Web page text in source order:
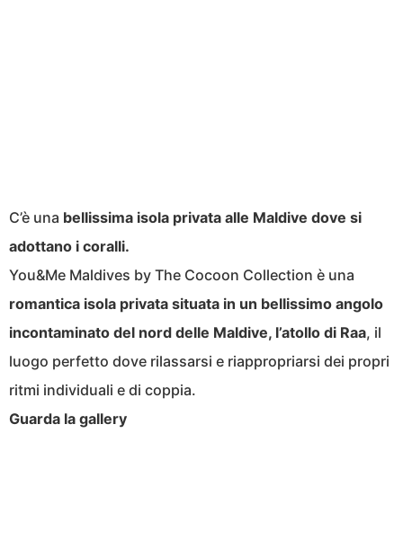
C’è una bellissima isola privata alle Maldive dove si
adottano i coralli.
You&Me Maldives by The Cocoon Collection è una
romantica isola privata situata in un bellissimo angolo
incontaminato del nord delle Maldive, l’atollo di Raa, il
luogo perfetto dove rilassarsi e riappropriarsi dei propri
ritmi individuali e di coppia.
Guarda la gallery